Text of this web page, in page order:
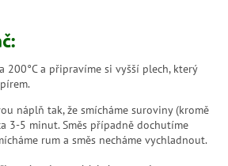
200°C a připravíme si vyšší plech, který
náplň tak, že smícháme suroviny (kromě
3-5 minut. Směs případně dochutíme
rum a směs necháme vychladnout.